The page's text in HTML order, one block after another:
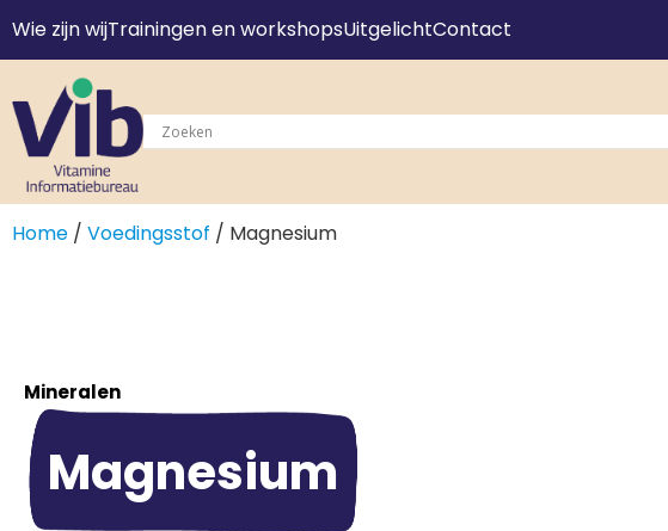
Wie zijn wijTrainingen en workshopsUitgelichtContact
Home / Voedingsstof / Magnesium
Mineralen
Magnesium